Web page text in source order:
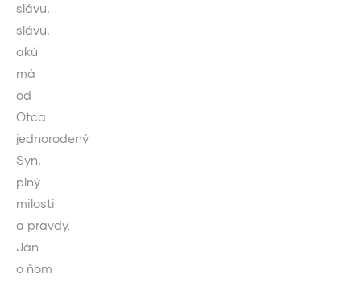
slávu,
slávu,
akú
má
od
Otca
jednorodený
Syn,
plný
milosti
a pravdy.
Ján
o ňom